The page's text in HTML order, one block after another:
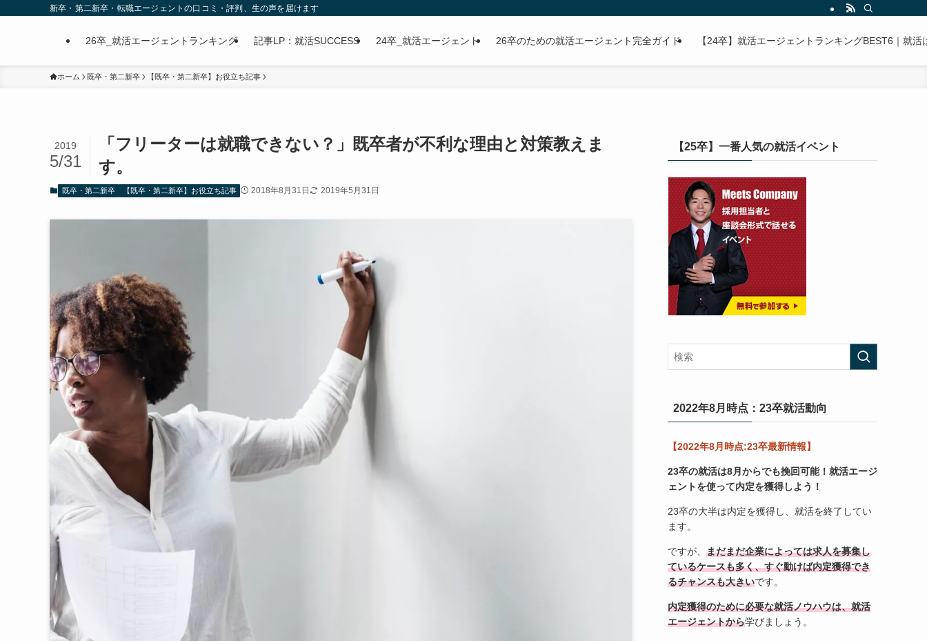
新卒・第二新卒・転職エージェントの口コミ・評判、生の声を届けます
26卒_就活エージェントランキング 記事LP：就活SUCCESS 24卒_就活エージェント 26卒のための就活エージェント完全ガイド 【24卒】就活エージェントランキングBEST6｜就
ホーム 既卒・第二新卒 【既卒・第二新卒】お役立ち記事
「フリーターは就職できない？」既卒者が不利な理由と対策教えま
す。
2019
5/31
既卒・第二新卒 【既卒・第二新卒】お役立ち記事 2018年8月31日 2019年5月31日
【25卒】一番人気の就活イベント
2022年8月時点：23卒就活動向
【2022年8月時点:23卒最新情報】
23卒の就活は8月からでも挽回可能！ 就活エージ
ェントを使って内定を獲得しよう！
23卒の大半は内定を獲得し、就活を終了してい
ます。
ですが、 まだまだ企業によっては求人を募集し
ているケースも多く、すぐ動けば内定獲得でき
るチャンスも大きいです。
内定獲得のために必要な就活ノウハウは、就活
エージェントから学びましょう。